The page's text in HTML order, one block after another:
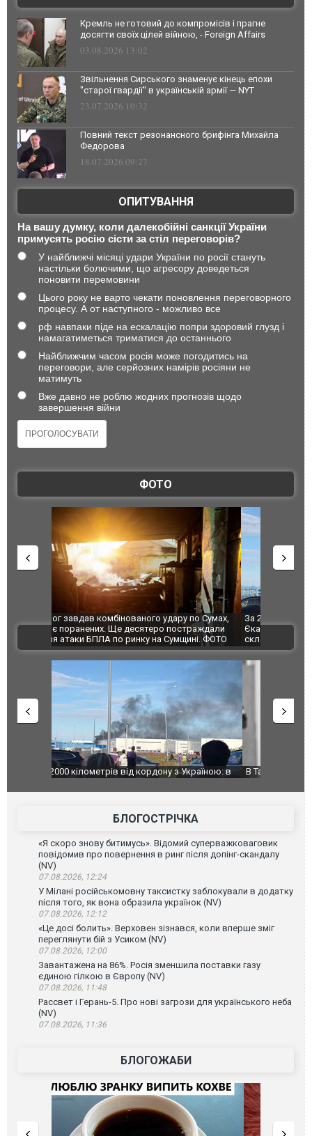
Кремль не готовий до компромісів і прагне
досягти своїх цілей війною, - Foreign Affairs
03.08.2026 13:02
Звільнення Сирського знаменує кінець епохи
"старої гвардії" в українській армії — NYT
23.07.2026 10:32
Повний текст резонансного брифінга Михайла
Федорова
18.07.2026 09:27
ОПИТУВАННЯ
На вашу думку, коли далекобійні санкції України
примусять росію сісти за стіл переговорів?
У найближчі місяці удари України по росії стануть
настільки болючими, що агресору доведеться
поновити перемовини
Цього року не варто чекати поновлення переговорного
процесу. А от наступного - можливо все
рф навпаки піде на ескалацію попри здоровий глузд і
намагатиметься триматися до останнього
Найближчим часом росія може погодитись на
переговори, але серйозних намірів росіяни не
матимуть
Вже давно не роблю жодних прогнозів щодо
завершення війни
ФОТО
За 2000 кілометрів від кордону з Україною: в
Єкатеринбурзі після атаки дронів загорівся
склад Wildberries. ФОТО. ВІДЕО
"Мої
ВІДЕО
В Таїланді футболіст загинув від удару
блискавки під час матчу: ще 12 людей
постраждали. ВІДЕО
БЛОГОСТРІЧКА
«Я скоро знову битимусь». Відомий суперважковаговик
повідомив про повернення в ринг після допінг-скандалу
(NV)
07.08.2026, 12:24
У Мілані російськомовну таксистку заблокували в додатку
після того, як вона образила українок (NV)
07.08.2026, 12:12
«Це досі болить». Верховен зізнався, коли вперше зміг
переглянути бій з Усиком (NV)
07.08.2026, 12:00
Завантажена на 86%. Росія зменшила поставки газу
єдиною гілкою в Європу (NV)
07.08.2026, 11:48
Рассвет і Герань-5. Про нові загрози для українського неба
(NV)
07.08.2026, 11:36
БЛОГОЖАБИ